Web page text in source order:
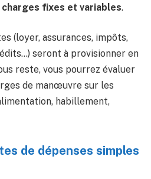
fixes et variables.
(loyer, assurances, impôts,
seront à provisionner en
reste, vous pourrez évaluer
de manœuvre sur les
habillement,
de dépenses simples